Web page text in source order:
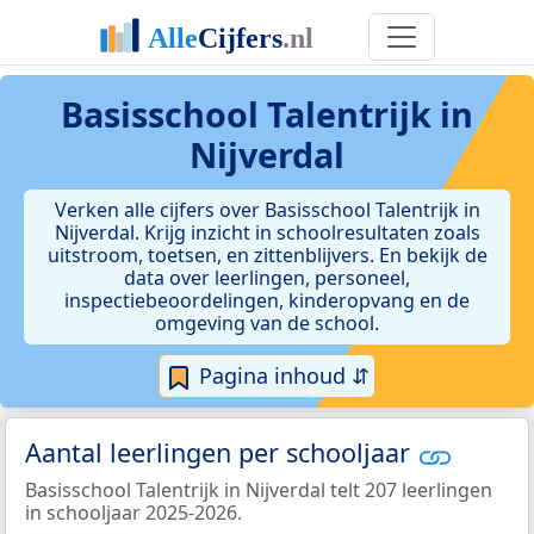
Basisschool Talentrijk in
Nijverdal
Verken alle cijfers over Basisschool Talentrijk in
Nijverdal. Krijg inzicht in schoolresultaten zoals
uitstroom, toetsen, en zittenblijvers. En bekijk de
data over leerlingen, personeel,
inspectiebeoordelingen, kinderopvang en de
omgeving van de school.
Pagina inhoud ⇵
Aantal leerlingen per schooljaar
Basisschool Talentrijk in Nijverdal telt 207 leerlingen
in schooljaar 2025-2026.